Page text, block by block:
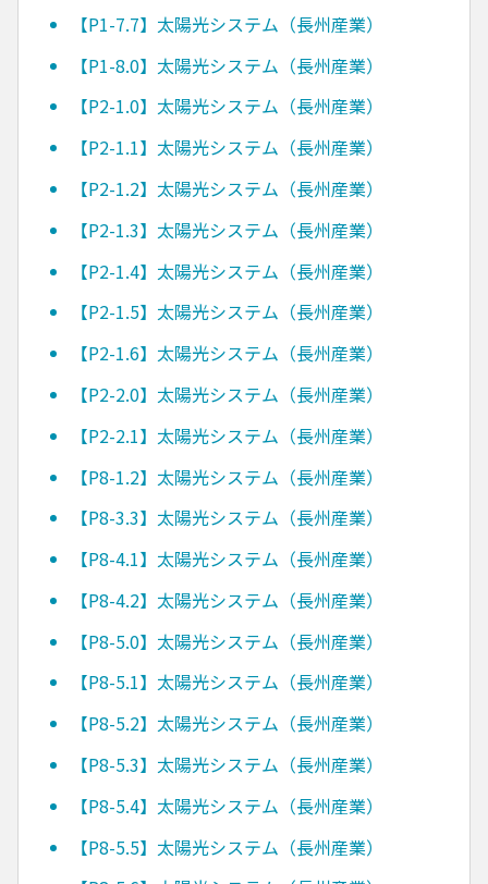
【P1-7.7】太陽光システム（長州産業）
【P1-8.0】太陽光システム（長州産業）
【P2-1.0】太陽光システム（長州産業）
【P2-1.1】太陽光システム（長州産業）
【P2-1.2】太陽光システム（長州産業）
【P2-1.3】太陽光システム（長州産業）
【P2-1.4】太陽光システム（長州産業）
【P2-1.5】太陽光システム（長州産業）
【P2-1.6】太陽光システム（長州産業）
【P2-2.0】太陽光システム（長州産業）
【P2-2.1】太陽光システム（長州産業）
【P8-1.2】太陽光システム（長州産業）
【P8-3.3】太陽光システム（長州産業）
【P8-4.1】太陽光システム（長州産業）
【P8-4.2】太陽光システム（長州産業）
【P8-5.0】太陽光システム（長州産業）
【P8-5.1】太陽光システム（長州産業）
【P8-5.2】太陽光システム（長州産業）
【P8-5.3】太陽光システム（長州産業）
【P8-5.4】太陽光システム（長州産業）
【P8-5.5】太陽光システム（長州産業）